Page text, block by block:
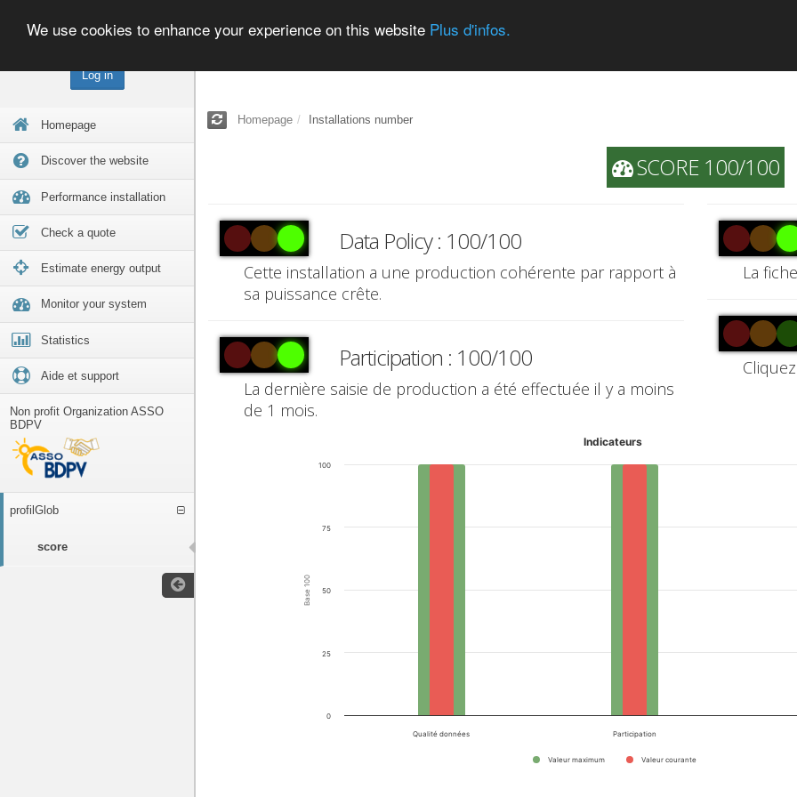
Log in
Homepage
Discover the website
Performance installation
Check a quote
Estimate energy output
Monitor your system
Statistics
Aide et support
Non profit Organization ASSO
BDPV
profilGlob
score
We use cookies to enhance your experience on this website Plus d'infos.
Homepage Installations number
SCORE 100/100
Data Policy : 100/100
Cette installation a une production cohérente par rapport à
sa puissance crête.
Participation : 100/100
La dernière saisie de production a été effectuée il y a moins
de 1 mois.
La
Base 100
Indicateurs
Valeur maximum Valeur courante
Qualité données Participation
0
25
50
75
100